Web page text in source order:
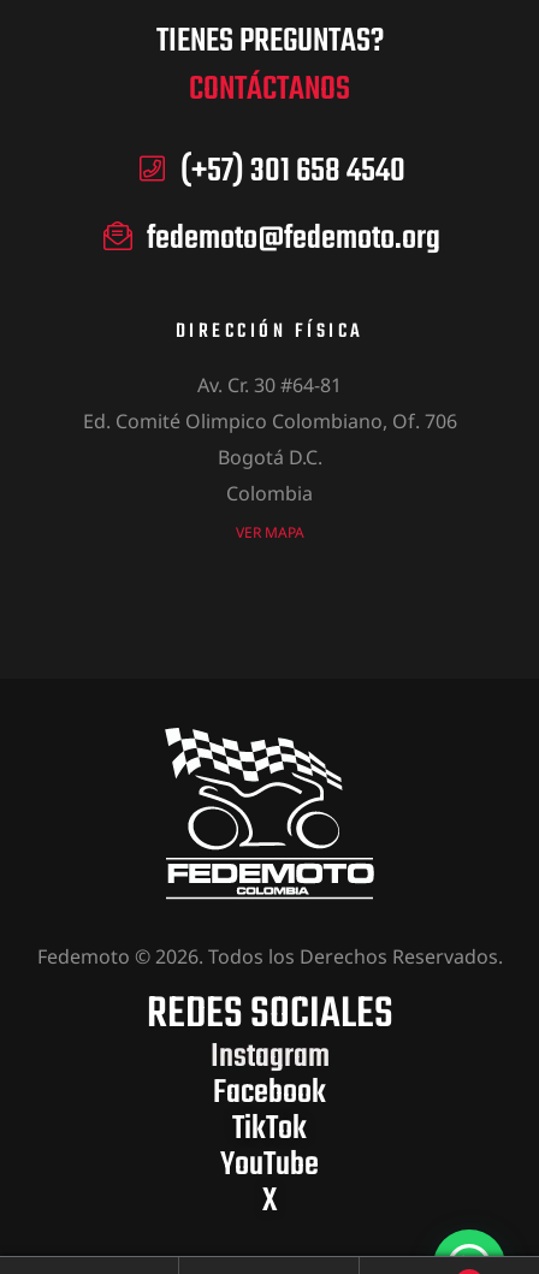
TIENES PREGUNTAS?
CONTÁCTANOS
(+57) 301 658 4540
fedemoto@fedemoto.org
DIRECCIÓN FÍSICA
Av. Cr. 30 #64-81
Ed. Comité Olimpico Colombiano, Of. 706
Bogotá D.C.
Colombia
VER MAPA
Fedemoto © 2026. Todos los Derechos Reservados.
REDES SOCIALES
Instagram
Facebook
TikTok
YouTube
X